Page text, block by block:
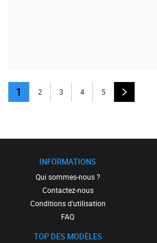
1 2 3 4 5
INFORMATIONS
Qui sommes-nous ?
Contactez-nous
Conditions d'utilisation
FAQ
TOP DES MODÈLES